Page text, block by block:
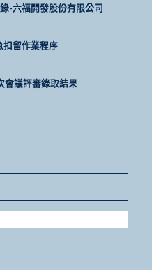
-六福開發股份有限公司
扣留作業程序
會議評審錄取結果